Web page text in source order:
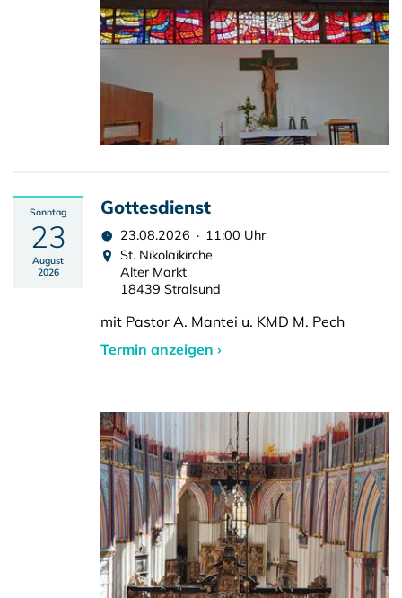
Sonntag
23
August
2026
Gottesdienst
23.08.2026 · 11:00 Uhr
St. Nikolaikirche
Alter Markt
18439 Stralsund
mit Pastor A. Mantei u. KMD M. Pech
Termin anzeigen ›